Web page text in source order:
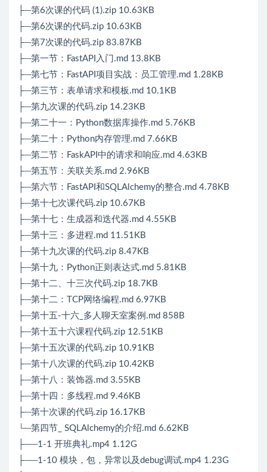
├─第6次课的代码 (1).zip 10.63KB
├─第6次课的代码.zip 10.63KB
├─第7次课的代码.zip 83.87KB
├─第一节：FastAPI入门.md 13.8KB
├─第七节：FastAPI项目实战：员工管理.md 1.28KB
├─第三节：表单请求和模板.md 10.1KB
├─第九次课的代码.zip 14.23KB
├─第二十一：Python数据库操作.md 5.76KB
├─第二十：Python内存管理.md 7.66KB
├─第二节：FaskAPI中的请求和响应.md 4.63KB
├─第五节：关联关系.md 2.96KB
├─第六节：FastAPI和SQLAlchemy的整合.md 4.78KB
├─第十七次课代码.zip 10.67KB
├─第十七：生成器和迭代器.md 4.55KB
├─第十三：多进程.md 11.51KB
├─第十九次课的代码.zip 8.47KB
├─第十九：Python正则表达式.md 5.81KB
├─第十二、十三次代码.zip 18.7KB
├─第十二：TCP网络编程.md 6.97KB
├─第十五-十六_多人聊天室案例.md 858B
├─第十五十六课程代码.zip 12.51KB
├─第十五次课的代码.zip 10.91KB
├─第十八次课的代码.zip 10.42KB
├─第十八：装饰器.md 3.55KB
├─第十四：多线程.md 9.46KB
├─第十次课的代码.zip 16.17KB
└─第四节_ SQLAlchemy的介绍.md 6.62KB
├──1-1 开班典礼.mp4 1.12G
├──1-10 模块，包，异常以及debug调试.mp4 1.23G